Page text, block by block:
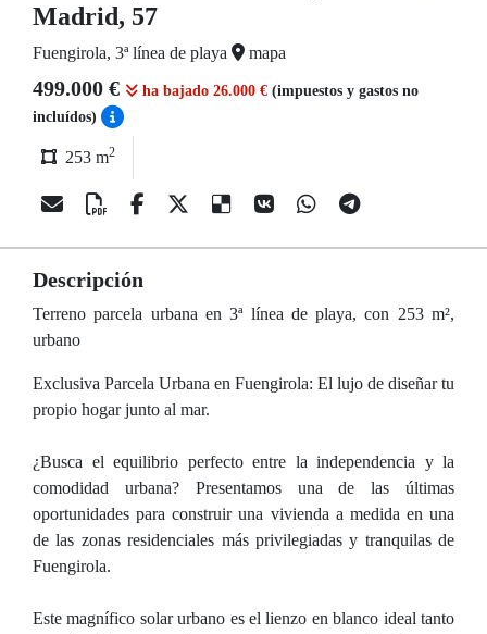
Madrid, 57
Fuengirola, 3ª línea de playa mapa
499.000 € ha bajado 26.000 € (impuestos y gastos no
incluídos)
253 m2
Descripción
Terreno parcela urbana en 3ª línea de playa, con 253 m²,
urbano
Exclusiva Parcela Urbana en Fuengirola: El lujo de diseñar tu
propio hogar junto al mar.
¿Busca el equilibrio perfecto entre la independencia y la
comodidad urbana? Presentamos una de las últimas
oportunidades para construir una vivienda a medida en una
de las zonas residenciales más privilegiadas y tranquilas de
Fuengirola.
Este magnífico solar urbano es el lienzo en blanco ideal tanto